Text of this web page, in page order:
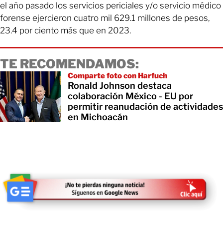
el año pasado los servicios periciales y/o servicio médico
forense ejercieron cuatro mil 629.1 millones de pesos,
23.4 por ciento más que en 2023.
TE RECOMENDAMOS:
Comparte foto con Harfuch
Ronald Johnson destaca
colaboración México - EU por
permitir reanudación de actividades
en Michoacán